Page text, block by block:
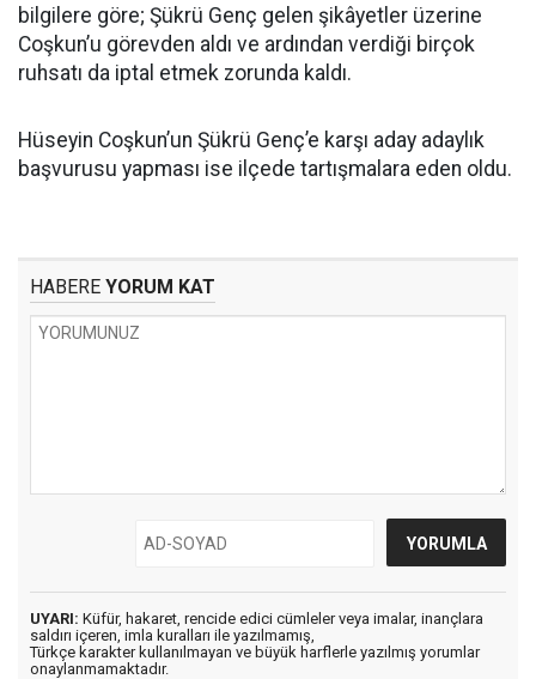
bilgilere göre; Şükrü Genç gelen şikâyetler üzerine
Coşkun’u görevden aldı ve ardından verdiği birçok
ruhsatı da iptal etmek zorunda kaldı.
Hüseyin Coşkun’un Şükrü Genç’e karşı aday adaylık
başvurusu yapması ise ilçede tartışmalara eden oldu.
HABERE YORUM KAT
UYARI: Küfür, hakaret, rencide edici cümleler veya imalar, inançlara
saldırı içeren, imla kuralları ile yazılmamış,
Türkçe karakter kullanılmayan ve büyük harflerle yazılmış yorumlar
onaylanmamaktadır.